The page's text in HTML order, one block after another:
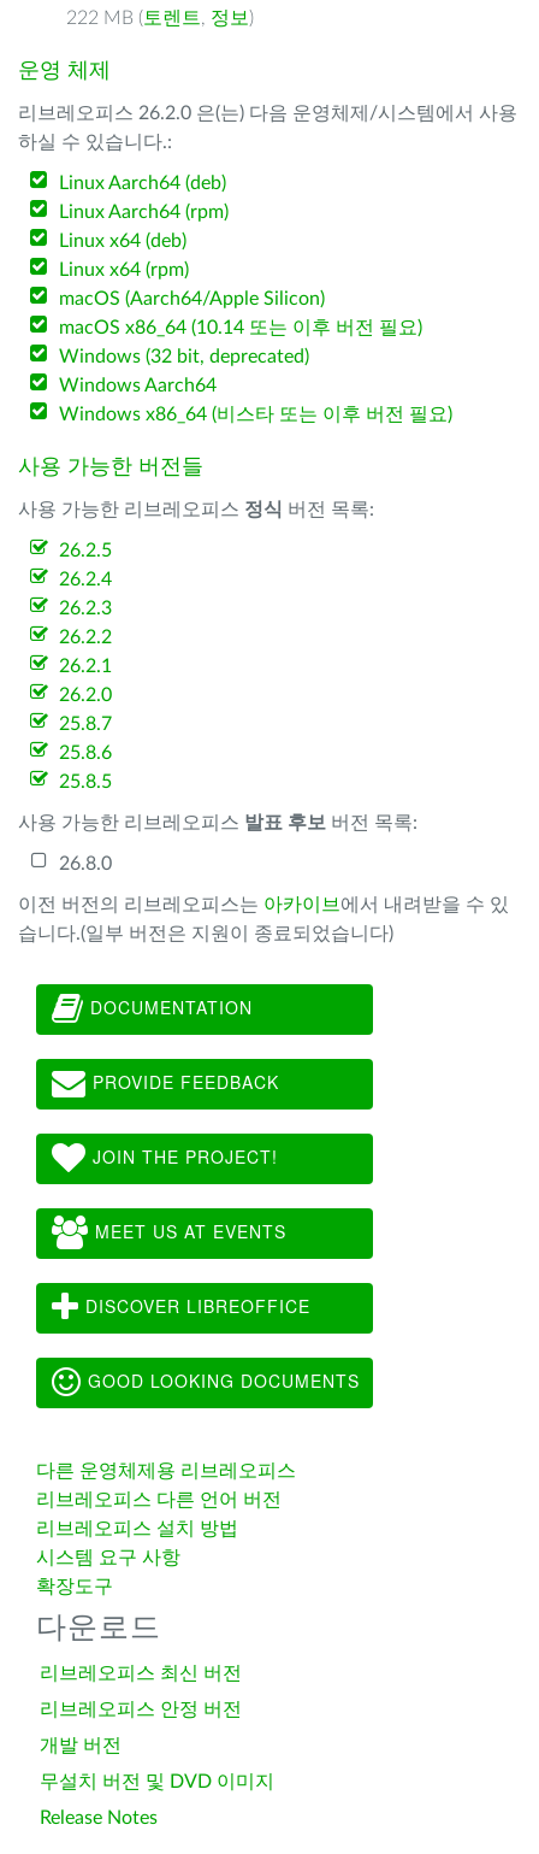
222 MB ( 토렌트, 정보 )
운영 체제
리브레오피스 26.2.0 은(는) 다음 운영체제/시스템에서 사용
하실 수 있습니다.:
Linux Aarch64 (deb)
Linux Aarch64 (rpm)
Linux x64 (deb)
Linux x64 (rpm)
macOS (Aarch64/Apple Silicon)
macOS x86_64 (10.14 또는 이후 버전 필요)
Windows (32 bit, deprecated)
Windows Aarch64
Windows x86_64 (비스타 또는 이후 버전 필요)
사용 가능한 버전들
사용 가능한 리브레오피스 정식 버전 목록:
26.2.5
26.2.4
26.2.3
26.2.2
26.2.1
26.2.0
25.8.7
25.8.6
25.8.5
사용 가능한 리브레오피스 발표 후보 버전 목록:
26.8.0
이전 버전의 리브레오피스는 아카이브 에서 내려받을 수 있
습니다.(일부 버전은 지원이 종료되었습니다)
DOCUMENTATION
PROVIDE FEEDBACK
JOIN THE PROJECT!
MEET US AT EVENTS
DISCOVER LIBREOFFICE
GOOD LOOKING DOCUMENTS
다른 운영체제용 리브레오피스
리브레오피스 다른 언어 버전
리브레오피스 설치 방법
시스템 요구 사항
확장도구
다운로드
리브레오피스 최신 버전
리브레오피스 안정 버전
개발 버전
무설치 버전 및 DVD 이미지
Release Notes